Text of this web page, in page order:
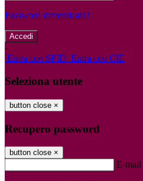
Password dimenticata?
-
Entra con SPID Entra con CIE
Seleziona utente
button close ×
Recupero password
button close ×
E-mail